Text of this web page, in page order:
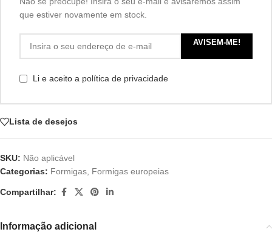
que estiver novamente em stock.
AVISEM-ME!
Li e aceito a política de privacidade
Lista de desejos
SKU: Não aplicável
Categorias: Formigas Formigas europeias
Compartilhar:
Informação adicional